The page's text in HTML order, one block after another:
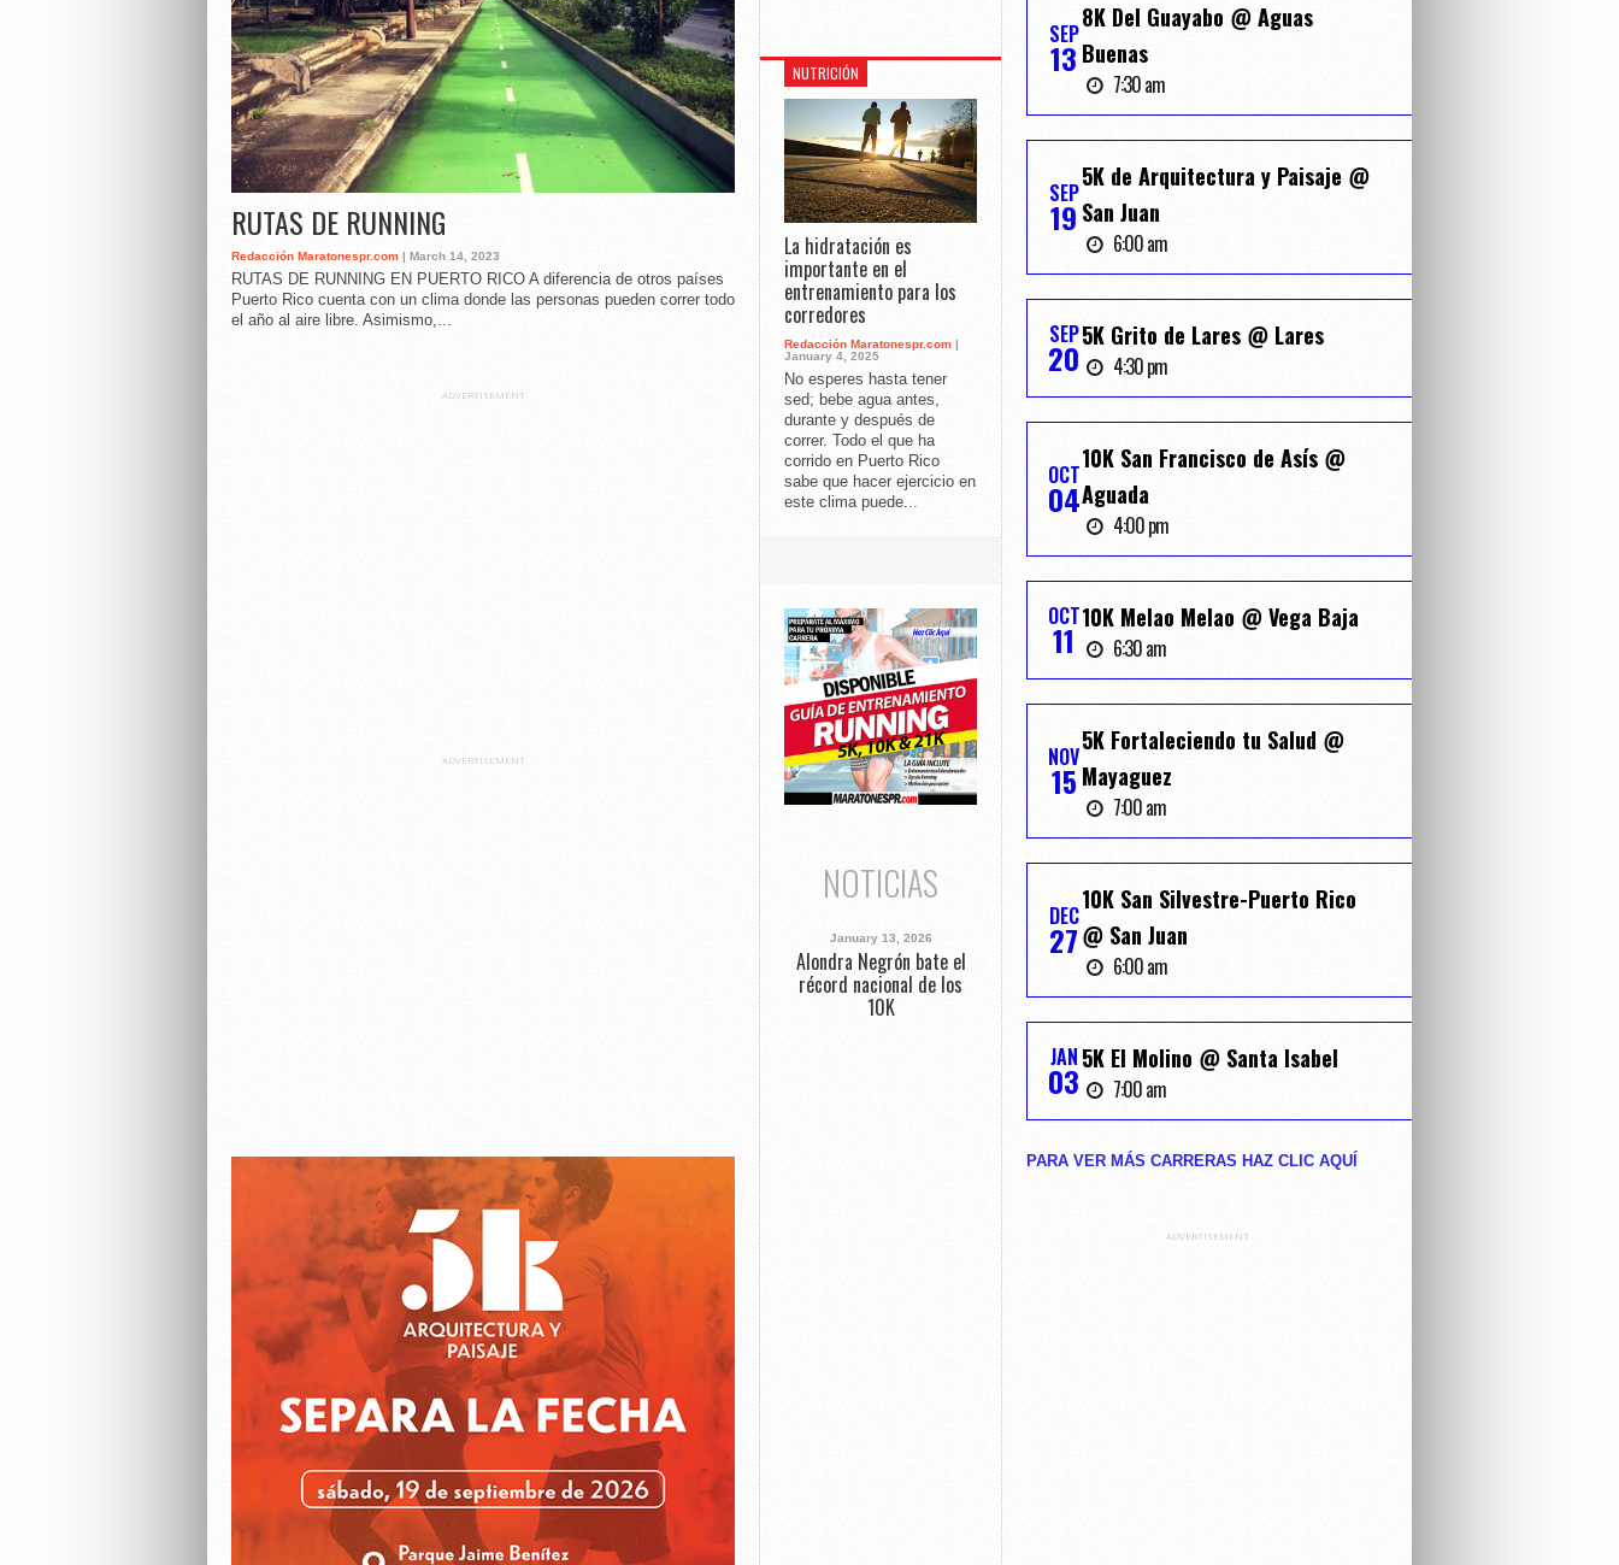
RUTAS DE RUNNING
Redacción Maratonespr.com | March 14, 2023
RUTAS DE RUNNING EN PUERTO RICO A diferencia de otros países
Puerto Rico cuenta con un clima donde las personas pueden correr todo
el año al aire libre. Asimismo,...
ADVERTISEMENT
ADVERTISEMENT
NUTRICIÓN
La hidratación es
importante en el
entrenamiento para los
corredores
Redacción Maratonespr.com |
January 4, 2025
No esperes hasta tener
sed; bebe agua antes,
durante y después de
correr. Todo el que ha
corrido en Puerto Rico
sabe que hacer ejercicio en
este clima puede...
NOTICIAS
January 13, 2026
Alondra Negrón bate el
récord nacional de los
10K
SEP
13
8K Del Guayabo @ Aguas
Buenas
7:30 am
SEP
19
5K de Arquitectura y Paisaje @
San Juan
6:00 am
SEP
20
5K Grito de Lares @ Lares
4:30 pm
OCT
04
10K San Francisco de Asís @
Aguada
4:00 pm
OCT
11
10K Melao Melao @ Vega Baja
6:30 am
NOV
15
5K Fortaleciendo tu Salud @
Mayaguez
7:00 am
DEC
27
10K San Silvestre-Puerto Rico
@ San Juan
6:00 am
JAN
03
5K El Molino @ Santa Isabel
7:00 am
PARA VER MÁS CARRERAS HAZ CLIC AQUĺ
ADVERTISEMENT